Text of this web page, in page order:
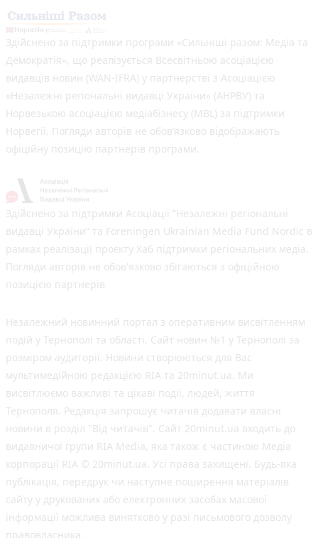
Здійснено за підтримки програми «Сильніші разом: Медіа та
Демократія», що реалізується Всесвітньою асоціацією
видавців новин (WAN-IFRA) у партнерстві з Асоціацією
«Незалежні регіональні видавці України» (АНРВУ) та
Норвезькою асоціацією медіабізнесу (MBL) за підтримки
Норвегії. Погляди авторів не обов’язково відображають
офіційну позицію партнерів програми.
Здійснено за підтримки Асоціації “Незалежні регіональні
видавці України” та Foreningen Ukrainian Media Fund Nordic в
рамках реалізації проєкту Хаб підтримки регіональних медіа.
Погляди авторів не обов'язково збігаються з офіційною
позицією партнерів
Незалежний новинний портал з оперативним висвітленням
подій у Тернополі та області. Сайт новин №1 у Тернополі за
розміром аудиторії. Новини створюються для Вас
мультимедійною редакцією RIA та 20minut.ua. Ми
висвітлюємо важливі та цікаві події, людей, життя
Тернополя. Редакція запрошує читачів додавати власні
новини в розділ "Від читачів". Сайт 20minut.ua входить до
видавничої групи RIA Media, яка також є частиною Медіа
корпорації RIA © 20minut.ua. Усі права захищені. Будь-яка
публiкацiя, передрук чи наступне поширення матеріалів
сайту у друкованих або електронних засобах масової
інформації можлива винятково у разі письмового дозволу
правовласника.